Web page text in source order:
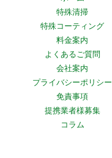
特殊清掃
特殊コーティング
料金案内
よくあるご質問
会社案内
プライバシーポリシー
免責事項
提携業者様募集
コラム